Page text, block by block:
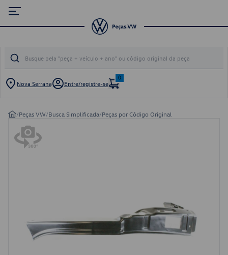
Nova Serrana Entre/registre-se
0
/Peças VW/Busca Simplificada/Peças por Código Original